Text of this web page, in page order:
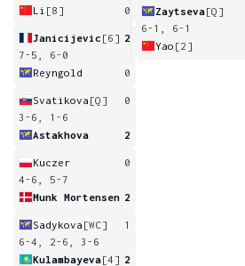
Li [8] 0
Janicijevic [6] 2
7-5, 6-0
Reyngold
0
Svatikova [Q]
0
3-6, 1-6
Astakhova
2
Kuczer
0
4-6, 5-7
Munk Mortensen 2
Sadykova [WC]
1
6-4, 2-6, 3-6
Kulambayeva[4] 2
Zaytseva[Q]
6-1, 6-1
Yao [2]